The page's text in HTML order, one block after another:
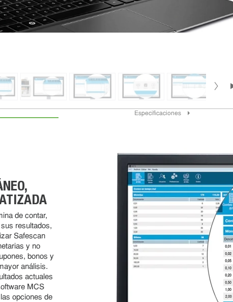
Especificaciones
de contar,
resultados,
Safescan
y no
bonos y
análisis.
actuales
MCS
opciones de